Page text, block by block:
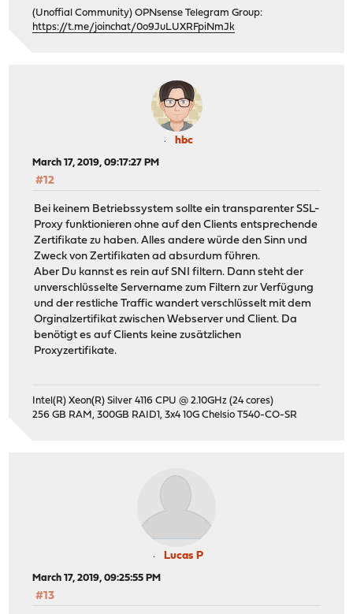
(Unoffial Community) OPNsense Telegram Group:
https://t.me/joinchat/0o9JuLUXRFpiNmJk
hbc
March 17, 2019, 09:17:27 PM
#12
Bei keinem Betriebssystem sollte ein transparenter SSL-
Proxy funktionieren ohne auf den Clients entsprechende
Zertifikate zu haben. Alles andere würde den Sinn und
Zweck von Zertifikaten ad absurdum führen.
Aber Du kannst es rein auf SNI filtern. Dann steht der
unverschlüsselte Servername zum Filtern zur Verfügung
und der restliche Traffic wandert verschlüsselt mit dem
Orginalzertifikat zwischen Webserver und Client. Da
benötigt es auf Clients keine zusätzlichen
Proxyzertifikate.
Intel(R) Xeon(R) Silver 4116 CPU @ 2.10GHz (24 cores)
256 GB RAM, 300GB RAID1, 3x4 10G Chelsio T540-CO-SR
Lucas P
March 17, 2019, 09:25:55 PM
#13